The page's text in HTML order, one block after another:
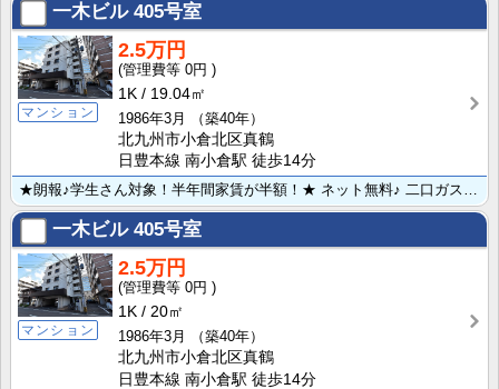
一木ビル405号室
マンション
2.5万円
0円
1K
19.04㎡
1986年3月
（築40年）
北九州市小倉北区真鶴
日豊本線 南小倉駅 徒歩14分
★朗報♪学生さん対象！半年間家賃が半額！★ ネット無料♪ 二口ガスコンロが置けるので料理もラクラクで･･･
一木ビル405号室
マンション
2.5万円
0円
1K
20㎡
1986年3月
（築40年）
北九州市小倉北区真鶴
日豊本線 南小倉駅 徒歩14分